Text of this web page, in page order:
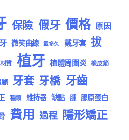
保險 假牙 價格 原因
微笑曲線 戴多久 戴牙套 拔
材質 植牙 植體周圍炎 橡皮筋
顧 牙套 牙橋 牙齒
種類 維持器 缺點 腫 膠原蛋白
費用 過程 隱形矯正